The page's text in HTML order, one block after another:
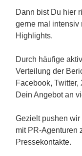
Dann bist Du hier
gerne mal intensiv
Highlights.
Durch häufige
Verteilung der
Facebook,
Dein Angebot an
Gezielt pushen
mit PR-Agenturen
Pressekontakte.